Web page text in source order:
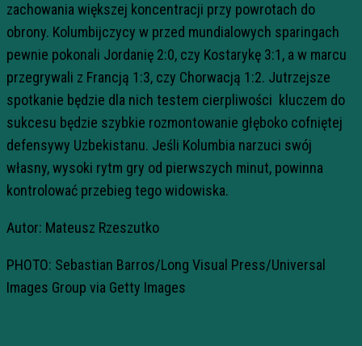
zachowania większej koncentracji przy powrotach do
obrony. Kolumbijczycy w przed mundialowych sparingach
pewnie pokonali Jordanię 2:0, czy Kostarykę 3:1, a w marcu
przegrywali z Francją 1:3, czy Chorwacją 1:2. Jutrzejsze
spotkanie będzie dla nich testem cierpliwości kluczem do
sukcesu będzie szybkie rozmontowanie głęboko cofniętej
defensywy Uzbekistanu. Jeśli Kolumbia narzuci swój
własny, wysoki rytm gry od pierwszych minut, powinna
kontrolować przebieg tego widowiska.
Autor: Mateusz Rzeszutko
PHOTO: Sebastian Barros/Long Visual Press/Universal
Images Group via Getty Images